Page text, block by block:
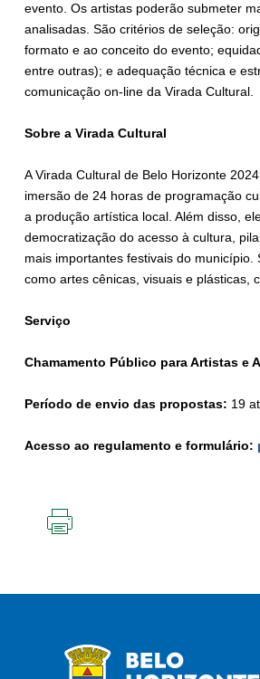
evento. Os artistas poderão submeter
analisadas. São critérios de seleção:
formato e ao conceito do evento;
entre outras); e adequação técnica e
comunicação on-line da Virada Cultural.
Sobre a Virada Cultural
A Virada Cultural de Belo Horizonte
imersão de 24 horas de programação
a produção artística local. Além disso,
democratização do acesso à cultura,
mais importantes festivais do
como artes cênicas, visuais e plásticas,
Serviço
Chamamento Público para Artistas e
Período de envio das propostas: 19
Acesso ao regulamento e formulário: